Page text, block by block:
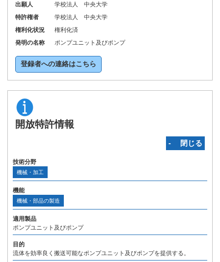
出願人
学校法人 中央大学
特許権者
学校法人 中央大学
権利化状況
権利化済
発明の名称
ポンプユニット及びポンプ
登録者への連絡はこちら
開放特許情報
‐ 閉じる
技術分野
機械・加工
機能
機械・部品の製造
適用製品
ポンプユニット及びポンプ
目的
流体を効率良く搬送可能なポンプユニット及びポンプを提供する。